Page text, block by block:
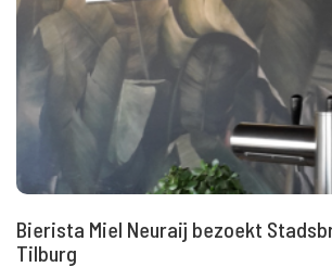
Bierista Miel Neuraij bezoekt
Tilburg